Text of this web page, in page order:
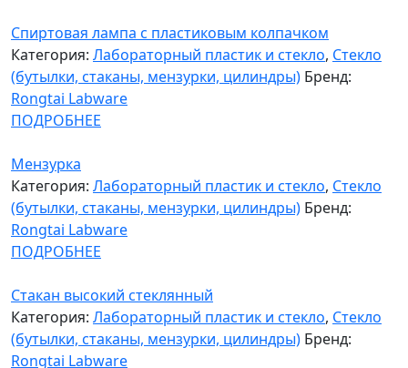
Спиртовая лампа с пластиковым колпачком
Категория: Лабораторный пластик и стекло, Стекло
(бутылки, стаканы, мензурки, цилиндры) Бренд:
Rongtai Labware
ПОДРОБНЕЕ
Мензурка
Категория: Лабораторный пластик и стекло, Стекло
(бутылки, стаканы, мензурки, цилиндры) Бренд:
Rongtai Labware
ПОДРОБНЕЕ
Стакан высокий стеклянный
Категория: Лабораторный пластик и стекло, Стекло
(бутылки, стаканы, мензурки, цилиндры) Бренд:
Rongtai Labware